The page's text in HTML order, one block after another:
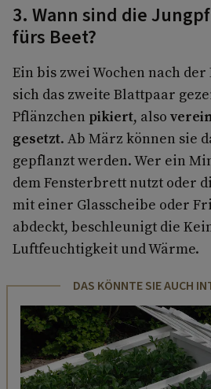
3. Wann sind die
fürs Beet?
Ein bis zwei Wochen nach
sich das zweite Blattpaar
Pflänzchen pikiert, also
gesetzt. Ab März können sie
gepflanzt werden. Wer ein
dem Fensterbrett nutzt oder
mit einer Glasscheibe oder
abdeckt, beschleunigt die
Luftfeuchtigkeit und Wärme.
DAS KÖNNTE SIE AUCH